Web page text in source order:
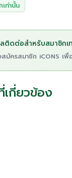
ท่านั้น
ติดต่อสำหรับสมาชิกเ
สมัครสมาชิก iCONS เพื่
เกี่ยวข้อง